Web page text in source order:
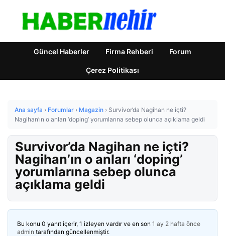
Güncel Haberler Firma Rehberi Forum
Çerez Politikası
Ana sayfa › Forumlar › Magazin › Survivor’da Nagihan ne içti?
Nagihan’ın o anları ‘doping’ yorumlarına sebep olunca açıklama geldi
Survivor’da Nagihan ne içti?
Nagihan’ın o anları ‘doping’
yorumlarına sebep olunca
açıklama geldi
Bu konu 0 yanıt içerir, 1 izleyen vardır ve en son 1 ay 2 hafta önce
admin tarafından güncellenmiştir.